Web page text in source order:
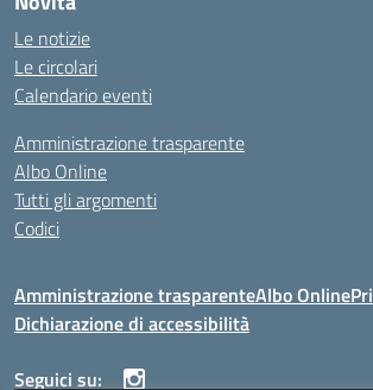
Le notizie
Le circolari
Calendario eventi
Amministrazione trasparente
Albo Online
Tutti gli argomenti
Codici
Amministrazione trasparenteAlbo Online
Dichiarazione di accessibilità
Seguici su: